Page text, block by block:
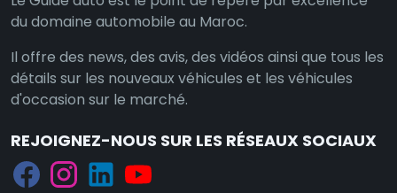
du domaine automobile au Maroc.
Il offre des news, des avis, des vidéos ainsi que tous les
détails sur les nouveaux véhicules et les véhicules
d'occasion sur le marché.
REJOIGNEZ-NOUS SUR LES RÉSEAUX SOCIAUX